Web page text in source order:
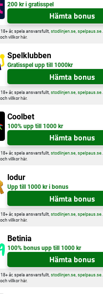
200 kr i gratisspel
Hämta bonus
år, spela ansvarsfullt, stodlinjen.se, spelpaus.se. |
villkor här.
Spelklubben
Gratisspel upp till 1000kr
Hämta bonus
år, spela ansvarsfullt, stodlinjen.se, spelpaus.se. |
villkor här.
Coolbet
100% upp till 1000 kr
Hämta bonus
år, spela ansvarsfullt, stodlinjen.se, spelpaus.se. |
villkor här.
lodur
Upp till 1000 kr i bonus
Hämta bonus
år, spela ansvarsfullt, stodlinjen.se, spelpaus.se. |
villkor här.
Betinia
100% bonus upp till 1000 kr
Hämta bonus
år, spela ansvarsfullt, stodlinjen.se, spelpaus.se. |
villkor här.